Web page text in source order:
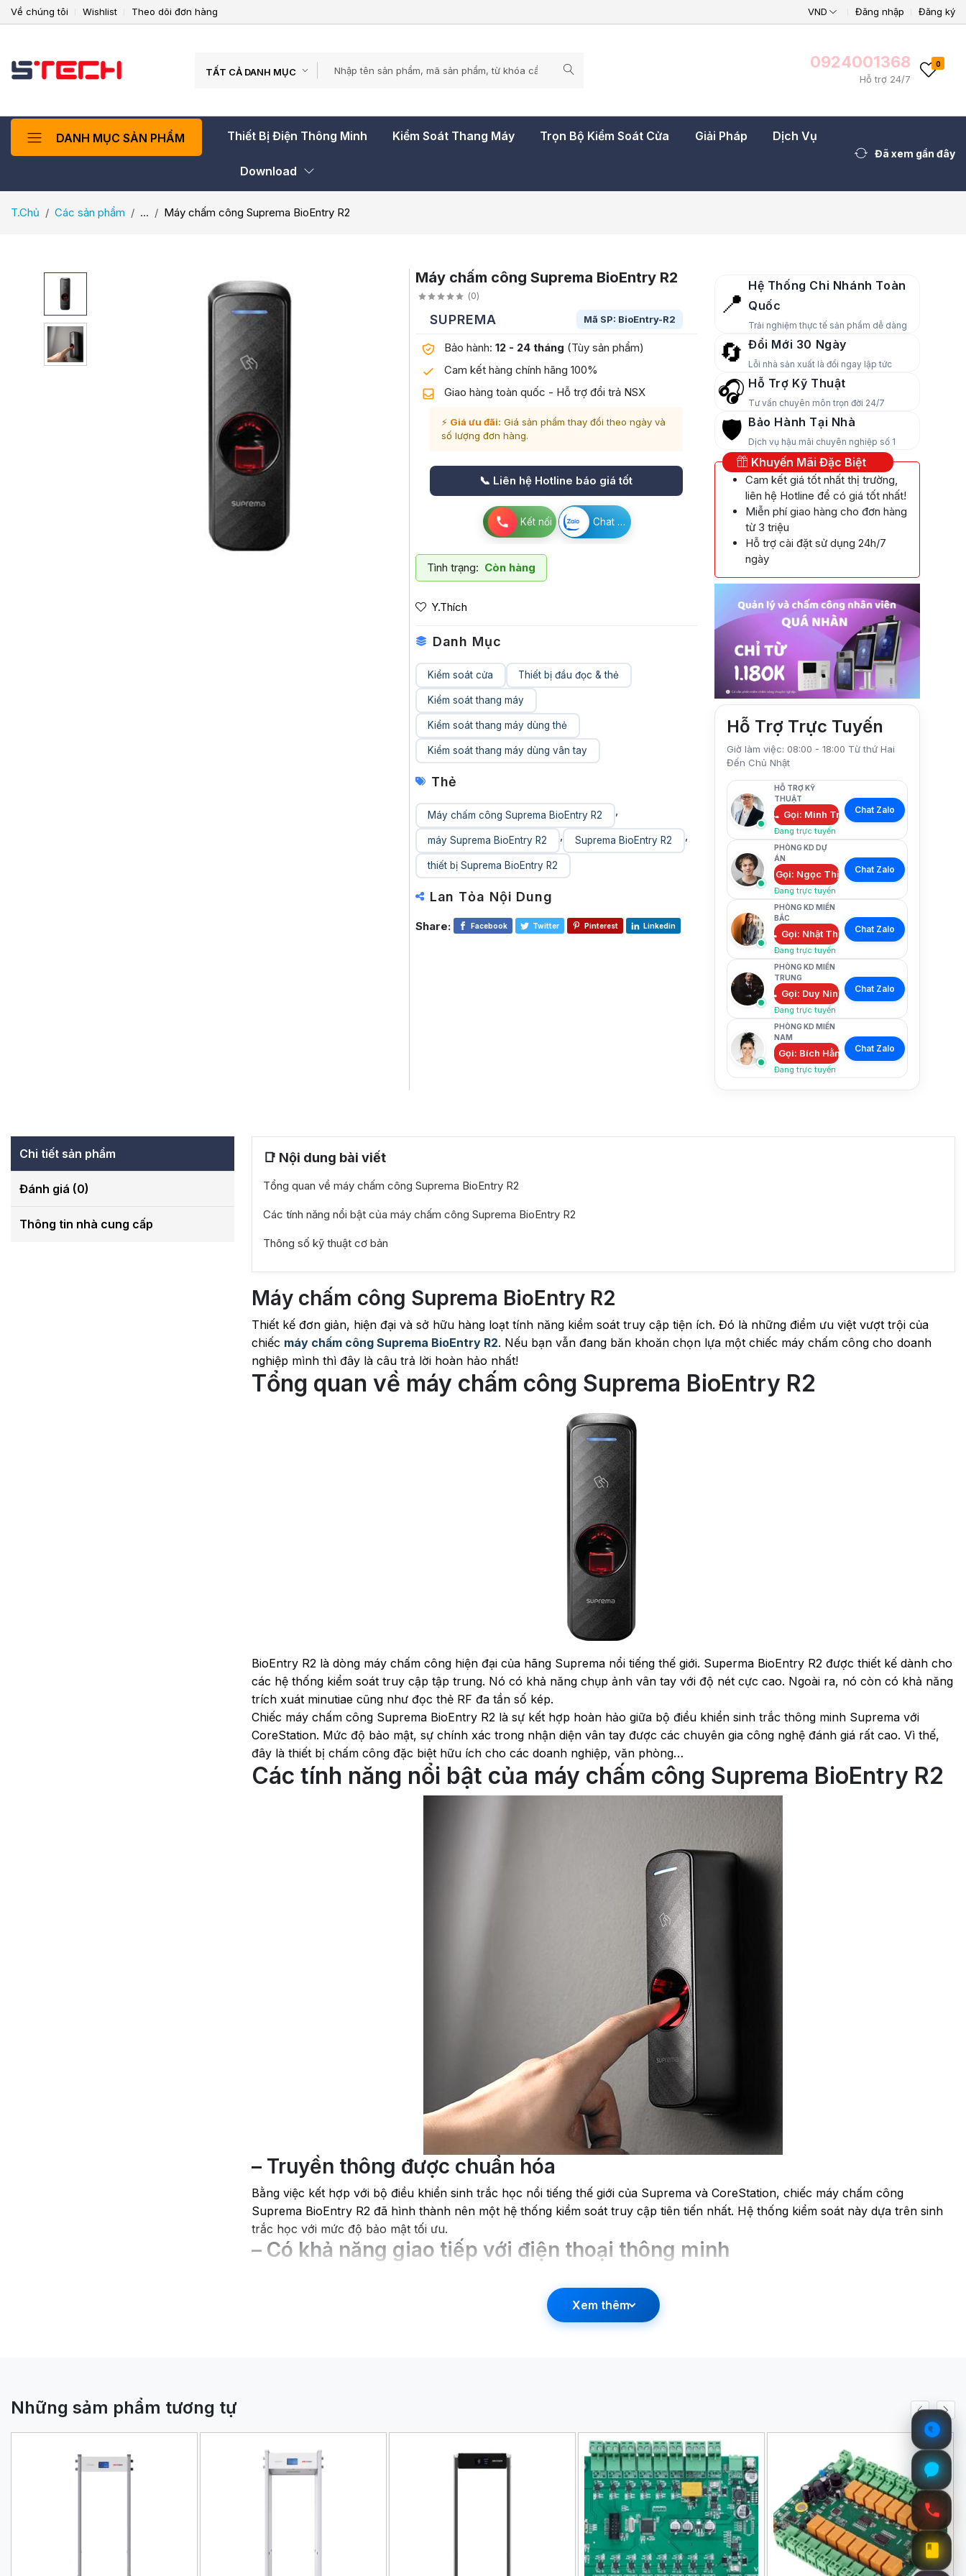
Về chúng tôi Wishlist Theo dõi đơn hàng VND Đăng nhập Đăng ký
TẤT CẢ DANH MỤC
0924001368
Hỗ trợ 24/7
0
DANH MỤC SẢN PHẨM Thiết Bị Điện Thông Minh Kiểm Soát Thang Máy Trọn Bộ Kiểm Soát Cửa Giải Pháp Dịch Vụ
Download
Đã xem gần đây
T.Chủ Các sản phẩm ... Máy chấm công Suprema BioEntry R2
Máy chấm công Suprema BioEntry R2
(0)
SUPREMA Mã SP: BioEntry-R2
Bảo hành: 12 - 24 tháng (Tùy sản phẩm)
Cam kết hàng chính hãng 100%
Giao hàng toàn quốc - Hỗ trợ đổi trả NSX
⚡ Giá ưu đãi: Giá sản phẩm thay đổi theo ngày và
số lượng đơn hàng.
📞 Liên hệ Hotline báo giá tốt
Kết nối Chat Zalo
Tình trạng: Còn hàng
Y.Thích
Danh Mục
Kiểm soát cửa Thiết bị đầu đọc & thẻ
Kiểm soát thang máy
Kiểm soát thang máy dùng thẻ
Kiểm soát thang máy dùng vân tay
Thẻ
Máy chấm công Suprema BioEntry R2 ,
máy Suprema BioEntry R2 , Suprema BioEntry R2 ,
thiết bị Suprema BioEntry R2
Lan Tỏa Nội Dung
Share: Facebook Twitter Pinterest Linkedin
📍
Hệ Thống Chi Nhánh Toàn
Quốc
Trải nghiệm thực tế sản phẩm dễ dàng
🔄 Đổi Mới 30 Ngày
Lỗi nhà sản xuất là đổi ngay lập tức
🎧 Hỗ Trợ Kỹ Thuật
Tư vấn chuyên môn trọn đời 24/7
🛡️ Bảo Hành Tại Nhà
Dịch vụ hậu mãi chuyên nghiệp số 1
Khuyến Mãi Đặc Biệt
Cam kết giá tốt nhất thị trường,
liên hệ Hotline để có giá tốt nhất!
Miễn phí giao hàng cho đơn hàng
từ 3 triệu
Hỗ trợ cài đặt sử dụng 24h/7
ngày
Hỗ Trợ Trực Tuyến
Giờ làm việc: 08:00 - 18:00 Từ thứ Hai
Đến Chủ Nhật
HỖ TRỢ KỸ
THUẬT
Gọi: Minh Trí
Đang trực tuyến
Chat Zalo
PHÒNG KD DỰ
ÁN
Gọi: Ngọc Thịnh
Đang trực tuyến
Chat Zalo
PHÒNG KD MIỀN
BẮC
Gọi: Nhật Thư
Đang trực tuyến
Chat Zalo
PHÒNG KD MIỀN
TRUNG
Gọi: Duy Ninh
Đang trực tuyến
Chat Zalo
PHÒNG KD MIỀN
NAM
Gọi: Bích Hằng
Đang trực tuyến
Chat Zalo
Chi tiết sản phẩm
Đánh giá (0)
Thông tin nhà cung cấp
📑 Nội dung bài viết
Tổng quan về máy chấm công Suprema BioEntry R2
Các tính năng nổi bật của máy chấm công Suprema BioEntry R2
Thông số kỹ thuật cơ bản
Máy chấm công Suprema BioEntry R2
Thiết kế đơn giản, hiện đại và sở hữu hàng loạt tính năng kiểm soát truy cập tiện ích. Đó là những điểm ưu việt vượt trội của
chiếc máy chấm công Suprema BioEntry R2. Nếu bạn vẫn đang băn khoăn chọn lựa một chiếc máy chấm công cho doanh
nghiệp mình thì đây là câu trả lời hoàn hảo nhất!
Tổng quan về máy chấm công Suprema BioEntry R2
BioEntry R2 là dòng máy chấm công hiện đại của hãng Suprema nổi tiếng thế giới. Superma BioEntry R2 được thiết kế dành cho
các hệ thống kiểm soát truy cập tập trung. Nó có khả năng chụp ảnh vân tay với độ nét cực cao. Ngoài ra, nó còn có khả năng
trích xuát minutiae cũng như đọc thẻ RF đa tần số kép.
Chiếc máy chấm công Suprema BioEntry R2 là sự kết hợp hoàn hảo giữa bộ điều khiển sinh trắc thông minh Suprema với
CoreStation. Mức độ bảo mật, sự chính xác trong nhận diện vân tay được các chuyên gia công nghệ đánh giá rất cao. Vì thế,
đây là thiết bị chấm công đặc biệt hữu ích cho các doanh nghiệp, văn phòng…
Các tính năng nổi bật của máy chấm công Suprema BioEntry R2
– Truyền thông được chuẩn hóa
Bằng việc kết hợp với bộ điều khiển sinh trắc học nổi tiếng thế giới của Suprema và CoreStation, chiếc máy chấm công
Suprema BioEntry R2 đã hình thành nên một hệ thống kiểm soát truy cập tiên tiến nhất. Hệ thống kiểm soát này dựa trên sinh
trắc học với mức độ bảo mật tối ưu.
– Có khả năng giao tiếp với điện thoại thông minh
cập. Bên cạnh đó, nó giao tiếp thông qua NFC củ HCE trong Android. Ngoài ra, việc truyền dữ liệu được bảo vệ nhờ thuật toán
Xem thêm
Những sảm phẩm tương tự